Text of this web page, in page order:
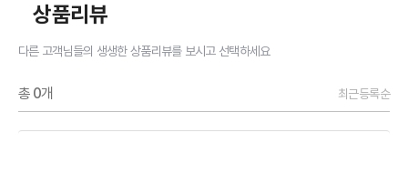
상품리뷰
다른 고객님들의 생생한 상품리뷰를 보시고 선택하세요
총 0개 최근등록순